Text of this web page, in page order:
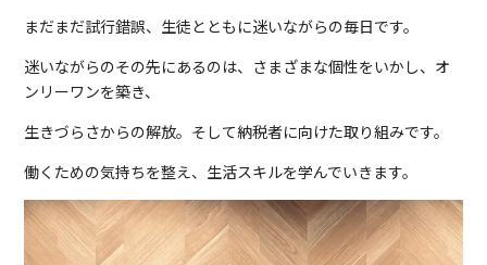
まだまだ試行錯誤、生徒とともに迷いながらの毎日です。
迷いながらのその先にあるのは、さまざまな個性をいかし、オ
ンリーワンを築き、
生きづらさからの解放。そして納税者に向けた取り組みです。
働くための気持ちを整え、生活スキルを学んでいきます。